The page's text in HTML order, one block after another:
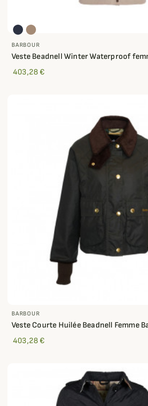
BARBOUR
Veste Beadnell Winter Waterproof
403,28 €
BARBOUR
Veste Courte Huilée Beadnell Femme
403,28 €